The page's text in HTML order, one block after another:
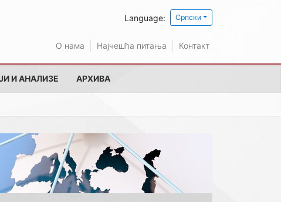
Language: Српски
О нама Најчешћа питања Контакт
И АНАЛИЗЕ АРХИВА